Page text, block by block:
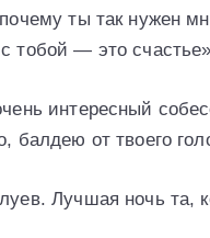
ты так нужен
тобой — это
интересный
балдею от твоего
Лучшая ночь та,